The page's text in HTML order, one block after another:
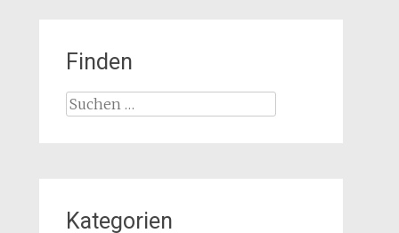
Finden
Suchen
Kategorien